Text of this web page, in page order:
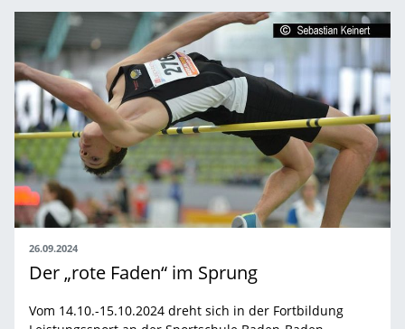
26.09.2024
Der „rote Faden“ im Sprung
Vom 14.10.-15.10.2024 dreht sich in der Fortbildung